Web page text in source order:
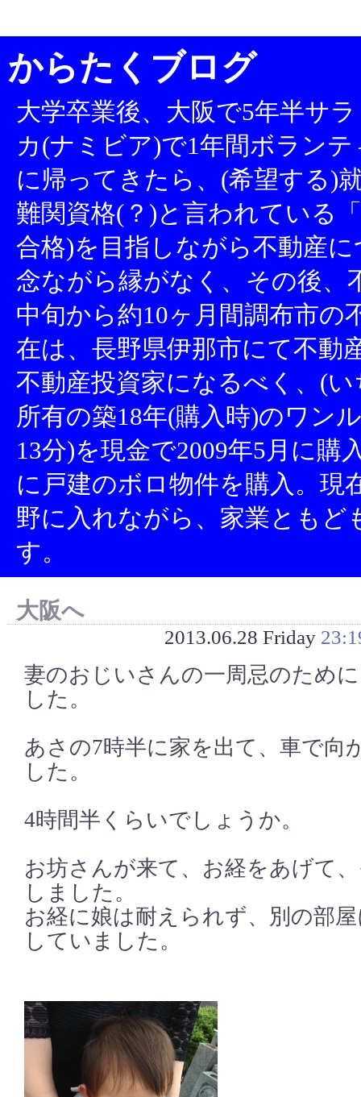
からたくブログ
大学卒業後、大阪で5年半サ
カ(ナミビア)で1年間ボラン
に帰ってきたら、(希望する)
難関資格(？)と言われている
合格)を目指しながら不動産
念ながら縁がなく、その後、
中旬から約10ヶ月間調布市の
在は、長野県伊那市にて不動
不動産投資家になるべく、(
所有の築18年(購入時)のワン
13分)を現金で2009年5月に購
に戸建のボロ物件を購入。現
野に入れながら、家業とも
す。
大阪へ
2013.06.28 Friday
妻のおじいさんの一周忌のため
した。
あさの7時半に家を出て、車で向
した。
4時間半くらいでしょうか。
お坊さんが来て、お経をあげて
しました。
お経に娘は耐えられず、別の部
していました。